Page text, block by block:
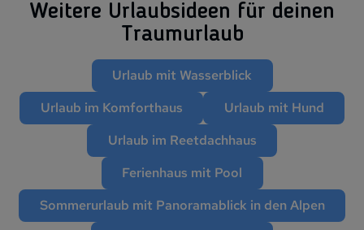
Weitere Ur­laubs­ide­en für deinen
Traum­ur­laub
Urlaub mit Wasserblick
Urlaub im Komforthaus
Urlaub mit Hund
Urlaub im Reetdachhaus
Ferienhaus mit Pool
Sommerurlaub mit Panoramablick in den Alpen